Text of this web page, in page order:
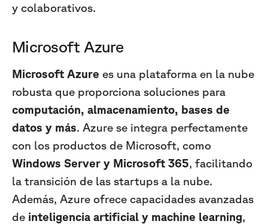
y colaborativos.
Microsoft Azure
Microsoft Azure es una plataforma en la nube
robusta que proporciona soluciones para
computación, almacenamiento, bases de
datos y más. Azure se integra perfectamente
con los productos de Microsoft, como
Windows Server y Microsoft 365, facilitando
la transición de las startups a la nube.
Además, Azure ofrece capacidades avanzadas
de inteligencia artificial y machine learning,